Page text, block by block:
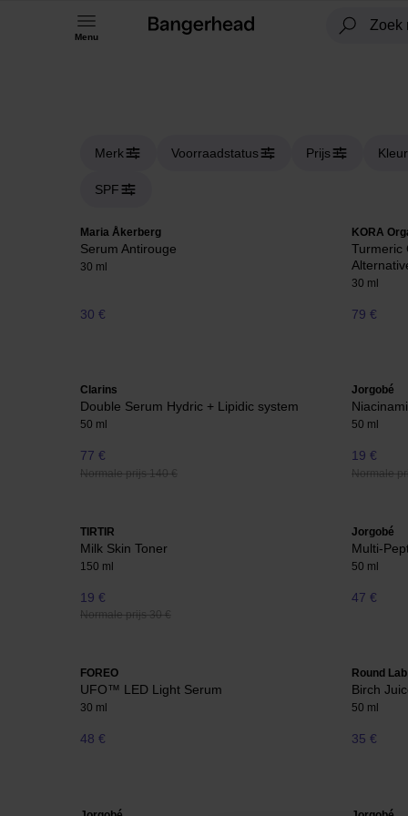
Menu
Merk Voorraadstatus Prijs Kleur
SPF
Maria Åkerberg
Serum Antirouge
30 ml
30 €
KORA
Turmeric
30 ml
79 €
Clarins
Double Serum Hydric + Lipidic system
50 ml
77 €
Normale prijs 140 €
Jorgobé
50 ml
19 €
Normale
TIRTIR
Milk Skin Toner
150 ml
19 €
Normale prijs 30 €
Jorgobé
Multi-
50 ml
47 €
FOREO
UFO™ LED Light Serum
30 ml
48 €
Round Lab
Birch
50 ml
35 €